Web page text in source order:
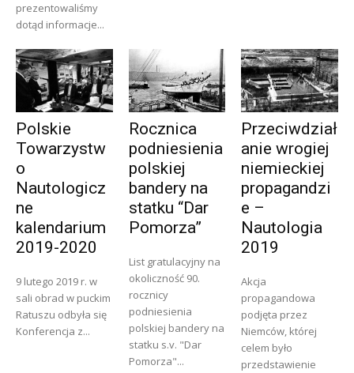
prezentowaliśmy
dotąd informacje...
Polskie
Towarzystw
o
Nautologicz
ne
kalendarium
2019-2020
9 lutego 2019 r. w
sali obrad w puckim
Ratuszu odbyła się
Konferencja z...
Rocznica
podniesienia
polskiej
bandery na
statku “Dar
Pomorza”
List gratulacyjny na
okoliczność 90.
rocznicy
podniesienia
polskiej bandery na
statku s.v. "Dar
Pomorza"...
Przeciwdział
anie wrogiej
niemieckiej
propagandzi
e –
Nautologia
2019
Akcja
propagandowa
podjęta przez
Niemców, której
celem było
przedstawienie